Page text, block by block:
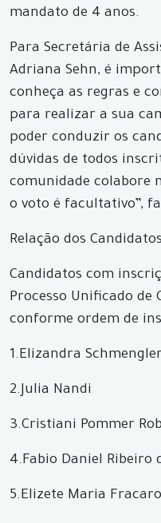
mandato de 4 anos.
Para Secretária de
Adriana Sehn, é
conheça as regras e
para realizar a sua
poder conduzir os
dúvidas de todos
comunidade colabore
o voto é facultativo”,
Relação dos
Candidatos com
Processo Unificado de
conforme ordem de
1.Elizandra
2.Julia Nandi
3.Cristiani Pommer
4.Fabio Daniel Ribeiro
5.Elizete Maria Fracaro